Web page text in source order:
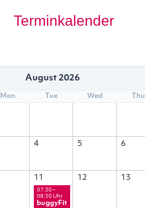
Terminkalender
August 2026
Mon Tue Wed Thu
4 5 6
11
07:30 –
08:30 Uhr
buggyFit
12 13